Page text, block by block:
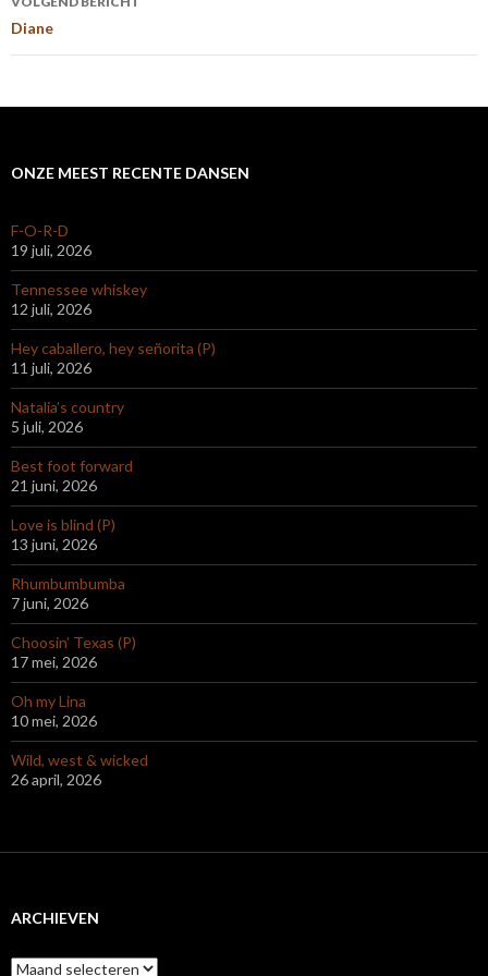
Diane
ONZE MEEST RECENTE DANSEN
F-O-R-D
19 juli, 2026
Tennessee whiskey
12 juli, 2026
Hey caballero, hey señorita (P)
11 juli, 2026
Natalia’s country
5 juli, 2026
Best foot forward
21 juni, 2026
Love is blind (P)
13 juni, 2026
Rhumbumbumba
7 juni, 2026
Choosin’ Texas (P)
17 mei, 2026
Oh my Lina
10 mei, 2026
Wild, west & wicked
26 april, 2026
ARCHIEVEN
Archieven